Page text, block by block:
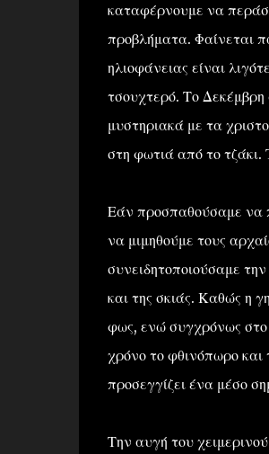
καταφέρνουμε να
προβλήματα. Φαίνεται
ηλιοφάνειας είναι
τσουχτερό. Το Δεκέμβρη
μυστηριακά με τα
στη φωτιά από το τζάκι.
Εάν προσπαθούσαμε να
να μιμηθούμε τους
συνειδητοποιούσαμε
και της σκιάς. Καθώς η
φως, ενώ συγχρόνως στο
χρόνο το φθινόπωρο και
προσεγγίζει ένα μέσο
Την αυγή του